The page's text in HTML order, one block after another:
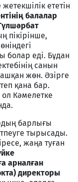
ететін
балалар
пікірінше,
болар еді. Бұдан
санын
жөн. Әзірге
қана бар.
Кәмелетке
барлығы
тырысады.
жаңа туған
арналған
директоры